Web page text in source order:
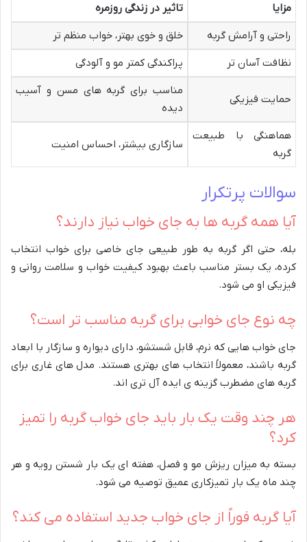
مزایا
تاثیر در زندگی روزمره
راحتی و آرامش گربه
خلق و خوی بهتر، خواب منظم تر
نظافت آسان تر
پراکندگی کمتر مو و آلودگی
حمایت فیزیکی
مناسب برای گربه های مسن و آسیب
دیده
هماهنگی با طبیعت
گربه
سازگاری بیشتر، احساس امنیت
سوالات پرتکرار
آیا همه گربه ها به جای خواب نیاز دارند؟
بله، حتی اگر گربه به طور طبیعی جای خاصی برای خواب انتخاب
کرده، یک بستر مناسب باعث بهبود کیفیت خواب و سلامت روانی و
فیزیکی او می شود.
چه نوع جای خوابی برای گربه مناسب تر است؟
جای خواب هایی که نرم، قابل شستشو، دارای دیواره و سازگار با ابعاد
گربه باشند، معمولاً انتخاب های بهتری هستند. مدل های غاری برای
گربه های مضطرب گزینه ی ایده آل تری اند.
هر چند وقت یک بار باید جای خواب گربه را تمیز
کرد؟
بسته به میزان ریزش مو و فصل، هفته ای یک بار شستن رویه و هر
چند ماه یک بار تمیزکاری عمیق توصیه می شود.
آیا گربه فوراً از جای خواب جدید استفاده می کند؟